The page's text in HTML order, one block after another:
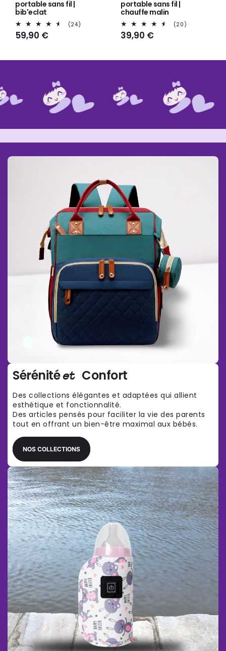
portable sans fil |
bib'eclat
(24)
Prix
59,90 €
portable sans fil |
chauffe malin
(20)
Prix
39,90 €
Sérénitéet Confort
Des collections élégantes et adaptées qui allient
esthétique et fonctionnalité.
Des articles pensés pour faciliter la vie des parents
tout en offrant un bien-être maximal aux bébés.
NOS COLLECTIONS